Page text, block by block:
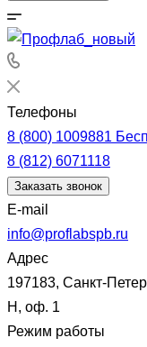
Телефоны
8 (800) 1009881
8 (812) 6071118
Заказать звонок
E-mail
info@proflabspb.ru
Адрес
197183, Санкт-
Н, оф. 1
Режим работы